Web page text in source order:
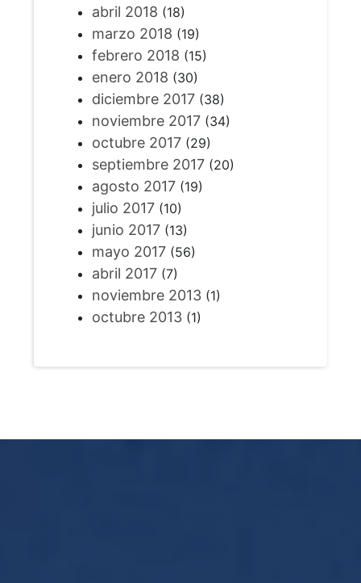
abril 2018 (18)
marzo 2018 (19)
febrero 2018 (15)
enero 2018 (30)
diciembre 2017(38)
noviembre 2017(34)
octubre 2017(29)
septiembre 2017(20)
agosto 2017(19)
julio 2017(10)
junio 2017(13)
mayo 2017(56)
abril 2017(7)
noviembre 2013(1)
octubre 2013(1)